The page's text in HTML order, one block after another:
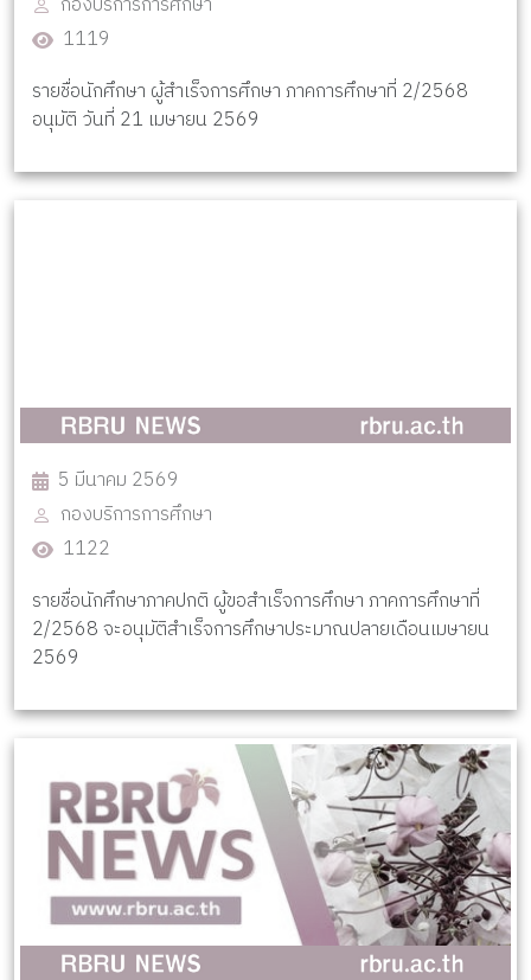
1119
รายชื่อนักศึกษา ผู้สำเร็จการศึกษา ภาคการศึกษาที่ 2/2568
อนุมัติ วันที่ 21 เมษายน 2569
5 มีนาคม 2569
กองบริการการศึกษา
1122
รายชื่อนักศึกษาภาคปกติ ผู้ขอสำเร็จการศึกษา ภาคการศึกษาที่
2/2568 จะอนุมัติสำเร็จการศึกษาประมาณปลายเดือนเมษายน
2569